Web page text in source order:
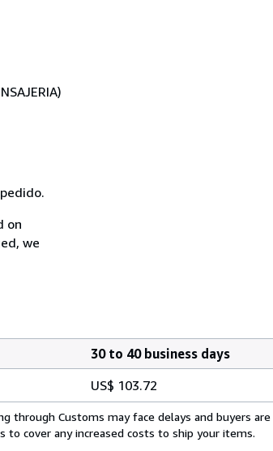
on
we
30 to 40 business days
US$ 103.72
through Customs may face delays and buyers
to cover any increased costs to ship your items.